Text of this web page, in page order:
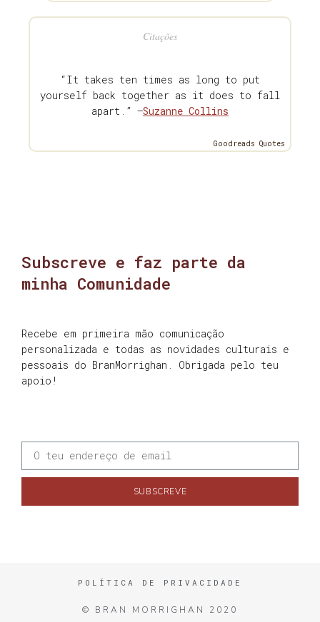
Citações
“It takes ten times as long to put
yourself back together as it does to fall
apart.” —Suzanne Collins
Goodreads Quotes
Subscreve e faz parte da
minha Comunidade
Recebe em primeira mão comunicação
personalizada e todas as novidades culturais e
pessoais do BranMorrighan. Obrigada pelo teu
apoio!
SUBSCREVE
POLÍTICA DE PRIVACIDADE
© BRAN MORRIGHAN 2020